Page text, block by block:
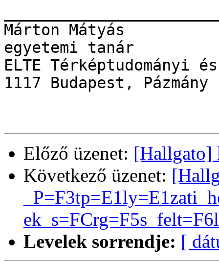
Márton Mátyás
egyetemi tanár
ELTE Térképtudományi
1117 Budapest,
Előző üzenet: [Hallgato]
Következő üzenet:
Levelek sorrendje: [